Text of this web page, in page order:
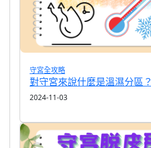
守宮全攻略
對守宮來說什麼是溫濕分區？
2024-11-03